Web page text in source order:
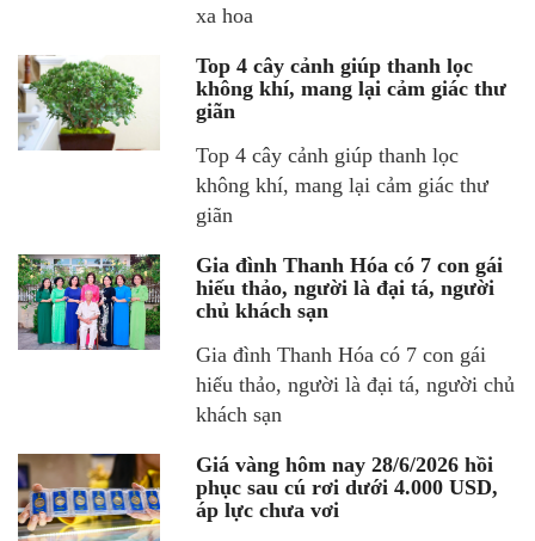
xa hoa
Top 4 cây cảnh giúp thanh lọc
không khí, mang lại cảm giác thư
giãn
Top 4 cây cảnh giúp thanh lọc
không khí, mang lại cảm giác thư
giãn
Gia đình Thanh Hóa có 7 con gái
hiếu thảo, người là đại tá, người
chủ khách sạn
Gia đình Thanh Hóa có 7 con gái
hiếu thảo, người là đại tá, người chủ
khách sạn
Giá vàng hôm nay 28/6/2026 hồi
phục sau cú rơi dưới 4.000 USD,
áp lực chưa vơi